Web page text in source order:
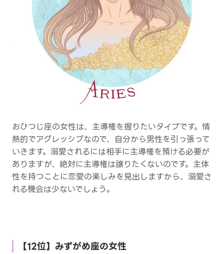
おひつじ座の女性は、主導権を握りたいタイプです。情
熱的でアグレッシブなので、自分から男性を引っ張って
いきます。溺愛されるには相手に主導権を預ける必要が
ありますが、絶対に主導権は譲りたくないのです。主体
性を持つことに恋愛の楽しみを見出しますから、溺愛さ
れる機会は少ないでしょう。
【12位】みずがめ座の女性